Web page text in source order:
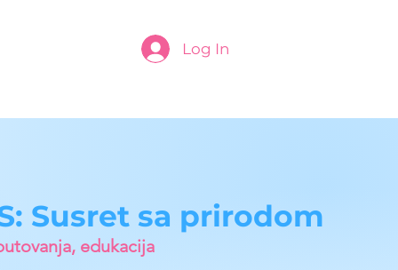
Log In
Susret sa prirodom
edukacija